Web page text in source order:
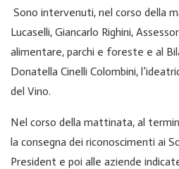
Sono intervenuti, nel corso della
Lucaselli, Giancarlo Righini,
alimentare, parchi e foreste e al
Donatella Cinelli Colombini,
del Vino.
Nel corso della mattinata, al
la consegna dei riconoscimenti ai
President e poi alle aziende